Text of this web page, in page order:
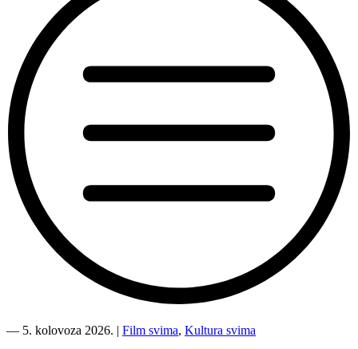
Mediteran
― 5. kolovoza 2026. | Film svima, Kultura svima